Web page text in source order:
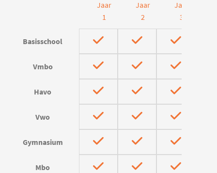
Jaar
1
Jaar
2
Jaar
3
Basisschool
Vmbo
Havo
Vwo
Gymnasium
Mbo